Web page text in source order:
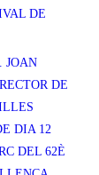
DE
JOAN
DE
DIA 12
DEL 62È